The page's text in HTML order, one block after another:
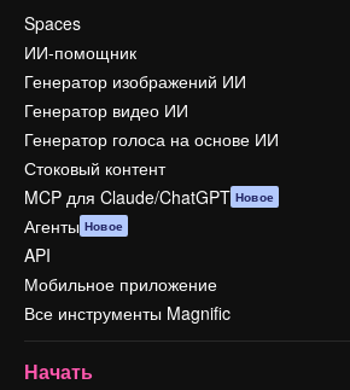
Spaces
ИИ-помощник
Генератор изображений ИИ
Генератор видео ИИ
Генератор голоса на основе ИИ
Стоковый контент
MCP для Claude/ChatGPT Новое
Агенты Новое
API
Мобильное приложение
Все инструменты Magnific
Начать